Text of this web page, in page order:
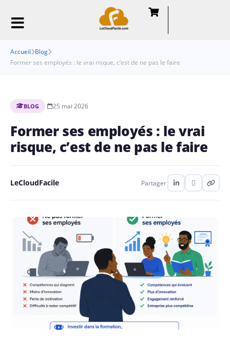
Accueil Blog
Former ses employés : le vrai risque, c’est de ne pas le faire
BLOG 25 mai 2026
Former ses employés : le vrai
risque, c’est de ne pas le faire
LeCloudFacile Partager